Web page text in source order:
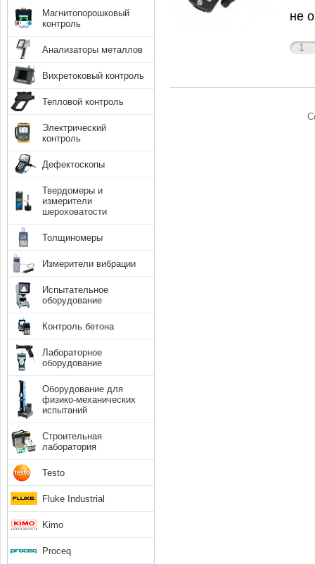
не
Магнитопорошковый
контроль
Анализаторы металлов
Вихретоковый контроль
Тепловой контроль
Электрический
контроль
Дефектоскопы
Твердомеры и
измерители
шероховатости
Толщиномеры
Измерители вибрации
Испытательное
оборудование
Контроль бетона
Лабораторное
оборудование
Оборудование для
физико-механических
испытаний
Строительная
лаборатория
Testo
Fluke Industrial
Kimo
Proceq